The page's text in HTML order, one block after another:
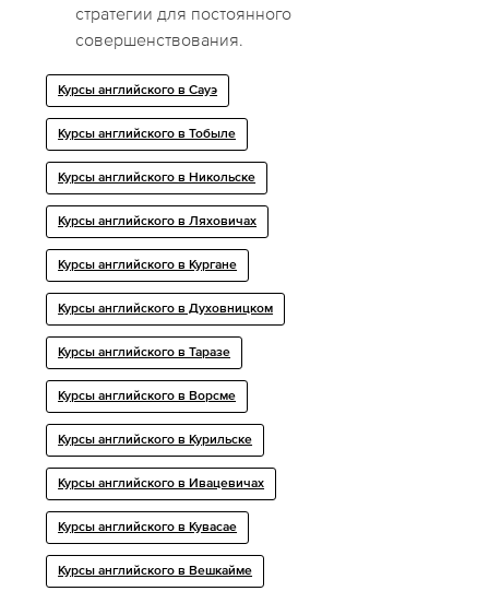
стратегии для постоянного
совершенствования.
Курсы английского в Сауэ
Курсы английского в Тобыле
Курсы английского в Никольске
Курсы английского в Ляховичах
Курсы английского в Кургане
Курсы английского в Духовницком
Курсы английского в Таразе
Курсы английского в Ворсме
Курсы английского в Курильске
Курсы английского в Ивацевичах
Курсы английского в Кувасае
Курсы английского в Вешкайме